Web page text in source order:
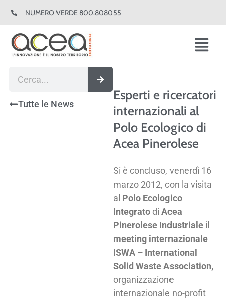
NUMERO VERDE 800.808055
Tutte le News
Esperti e ricercatori
internazionali al
Polo Ecologico di
Acea Pinerolese
Si è concluso, venerdì 16
marzo 2012, con la visita
al Polo Ecologico
Integrato di Acea
Pinerolese Industriale il
meeting internazionale
ISWA – International
Solid Waste Association,
organizzazione
internazionale no-profit